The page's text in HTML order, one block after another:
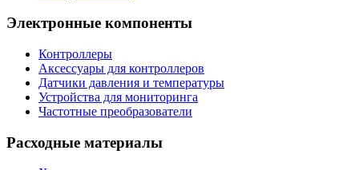
Электронные компоненты
Контроллеры
Аксессуары для контроллеров
Датчики давления и температуры
Устройства для мониторинга
Частотные преобразователи
Расходные материалы